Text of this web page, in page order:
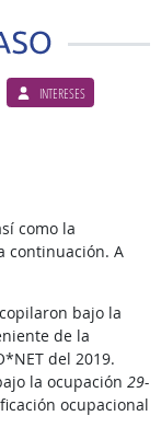
INTERESES
como la
continuación. A
bajo la
de la
del 2019.
la ocupación 29-
ocupacional